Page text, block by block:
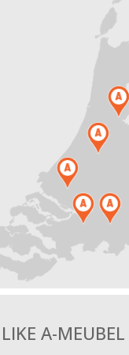
LIKE A-MEUBEL